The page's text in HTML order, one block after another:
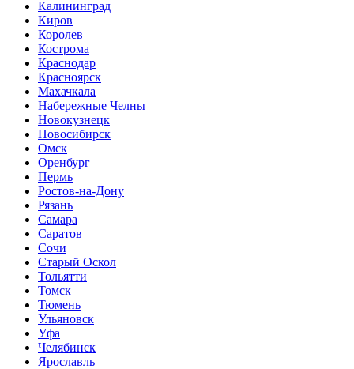
Калининград
Киров
Королев
Кострома
Краснодар
Красноярск
Махачкала
Набережные Челны
Новокузнецк
Новосибирск
Омск
Оренбург
Пермь
Ростов-на-Дону
Рязань
Самара
Саратов
Сочи
Старый Оскол
Тольятти
Томск
Тюмень
Ульяновск
Уфа
Челябинск
Ярославль